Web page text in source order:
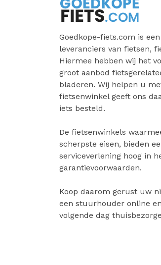
Goedkope-fiets.com is
leveranciers van fietsen,
Hiermee hebben wij het
groot aanbod
bladeren. Wij helpen u
fietsenwinkel geeft ons
iets besteld.
De fietsenwinkels
scherpste eisen, bieden
serviceverlening hoog in
garantievoorwaarden.
Koop daarom gerust uw
een stuurhouder online
volgende dag